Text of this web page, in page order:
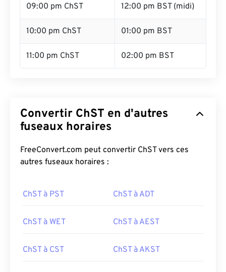
09:00 pm ChST 12:00 pm BST (midi)
10:00 pm ChST 01:00 pm BST
11:00 pm ChST 02:00 pm BST
Convertir ChST en d'autres
fuseaux horaires
FreeConvert.com peut convertir ChST vers ces
autres fuseaux horaires :
ChST à PST ChST à ADT
ChST à WET ChST à AEST
ChST à CST ChST à AKST